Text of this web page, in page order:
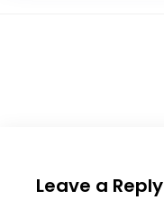
Leave a Reply